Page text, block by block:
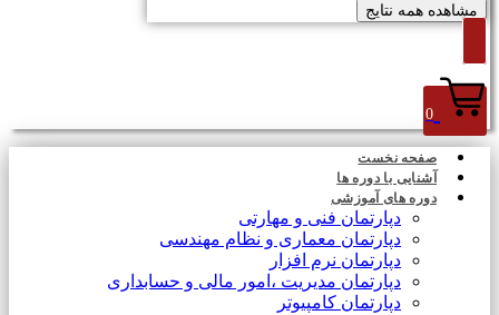
مشاهده همه نتایج
0
صفحه نخست
آشنایی با دوره ها
دوره های آموزشی
دپارتمان فنی و مهارتی
دپارتمان معماری و نظام مهندسی
دپارتمان نرم افزار
دپارتمان مدیریت ،امور مالی و حسابداری
دپارتمان کامپیوتر